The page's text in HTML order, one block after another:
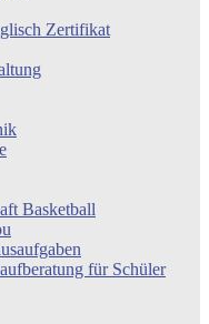
Zertifikat
Basketball
für Schüler